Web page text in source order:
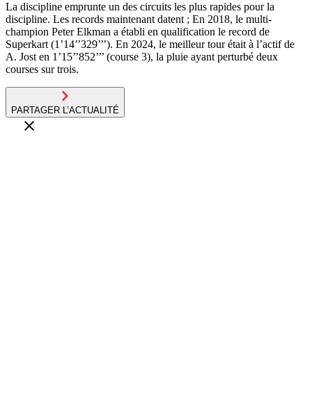
La discipline emprunte un des circuits les plus rapides pour la
discipline. Les records maintenant datent ; En 2018, le multi-
champion Peter Elkman a établi en qualification le record de
Superkart (1’14’’329’’’). En 2024, le meilleur tour était à l’actif de
A. Jost en 1’15’’852’’’ (course 3), la pluie ayant perturbé deux
courses sur trois.
PARTAGER L’ACTUALITÉ